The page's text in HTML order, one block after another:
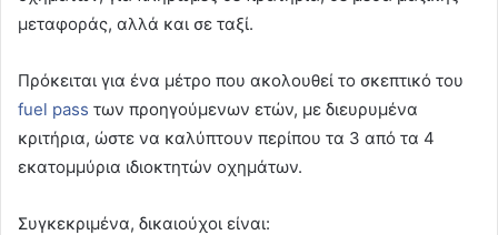
μεταφοράς, αλλά και σε ταξί.
Πρόκειται για ένα μέτρο που ακολουθεί το σκεπτικό του
fuel pass των προηγούμενων ετών, με διευρυμένα
κριτήρια, ώστε να καλύπτουν περίπου τα 3 από τα 4
εκατομμύρια ιδιοκτητών οχημάτων.
Συγκεκριμένα, δικαιούχοι είναι: